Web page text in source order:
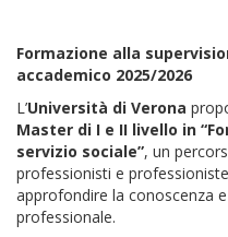
Formazione alla
accademico 2025/2026
L’Università di Verona
Master di I e II livello in
servizio sociale”, un
professionisti e
approfondire la conoscenza
professionale.